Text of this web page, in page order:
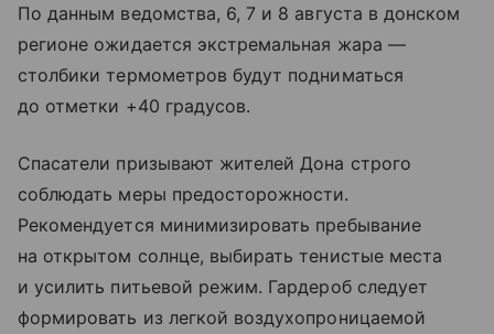
По данным ведомства, 6, 7 и 8 августа в донском
регионе ожидается экстремальная жара —
столбики термометров будут подниматься
до отметки +40 градусов.
Спасатели призывают жителей Дона строго
соблюдать меры предосторожности.
Рекомендуется минимизировать пребывание
на открытом солнце, выбирать тенистые места
и усилить питьевой режим. Гардероб следует
формировать из легкой воздухопроницаемой